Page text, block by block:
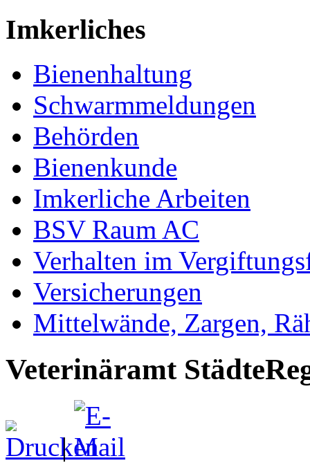
Imkerliches
Bienenhaltung
Schwarmmeldungen
Behörden
Bienenkunde
Imkerliche Arbeiten
BSV Raum AC
Verhalten im
Versicherungen
Mittelwände, Zargen,
Veterinäramt
|